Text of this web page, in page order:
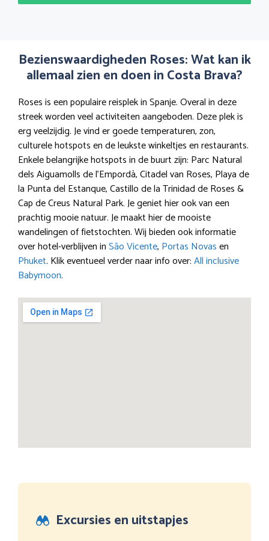
Bezienswaardigheden Roses: Wat kan ik
allemaal zien en doen in Costa Brava?
Roses is een populaire reisplek in Spanje. Overal in deze
streek worden veel activiteiten aangeboden. Deze plek is
erg veelzijdig. Je vind er goede temperaturen, zon,
culturele hotspots en de leukste winkeltjes en restaurants.
Enkele belangrijke hotspots in de buurt zijn: Parc Natural
dels Aiguamolls de l’Empordà, Citadel van Roses, Playa de
la Punta del Estanque, Castillo de la Trinidad de Roses &
Cap de Creus Natural Park. Je geniet hier ook van een
prachtig mooie natuur. Je maakt hier de mooiste
wandelingen of fietstochten. Wij bieden ook informatie
over hotel-verblijven inSão Vicente, Portas Novasen
Phuket. Klik eventueel verder naar info over:All inclusive
Babymoon.
Excursies en uitstapjes